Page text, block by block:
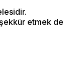
etmek de